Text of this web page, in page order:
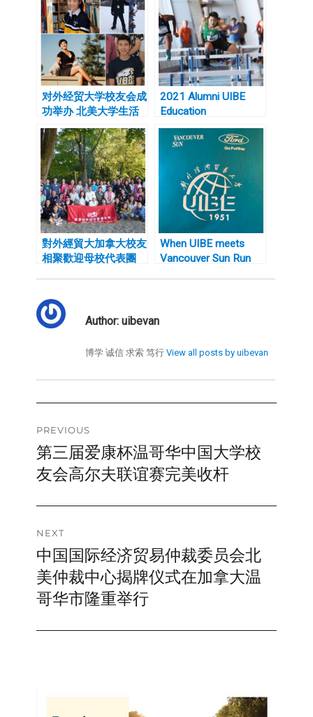
对外经贸大学校友会成
功举办 北美大学生活
经验分享专题讲座
2021 Alumni UIBE
Education
Achievement Award
Winners
對外經貿大加拿大校友
相聚歡迎母校代表團
When UIBE meets
Vancouver Sun Run
Author:uibevan
博学 诚信 求索 笃行 View all posts by uibevan
Post
navigation
PREVIOUS
Previous
post:
第三届爱康杯温哥华中国大学校
友会高尔夫联谊赛完美收杆
NEXT
Next
post:
中国国际经济贸易仲裁委员会北
美仲裁中心揭牌仪式在加拿大温
哥华市隆重举行